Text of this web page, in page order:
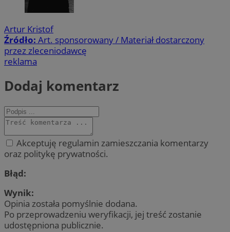
Artur Kristof
Źródło: Art. sponsorowany / Materiał dostarczony
przez zleceniodawcę
reklama
Dodaj komentarz
Akceptuję regulamin zamieszczania komentarzy
oraz politykę prywatności.
Błąd:
Wynik:
Opinia została pomyślnie dodana.
Po przeprowadzeniu weryfikacji, jej treść zostanie
udostępniona publicznie.